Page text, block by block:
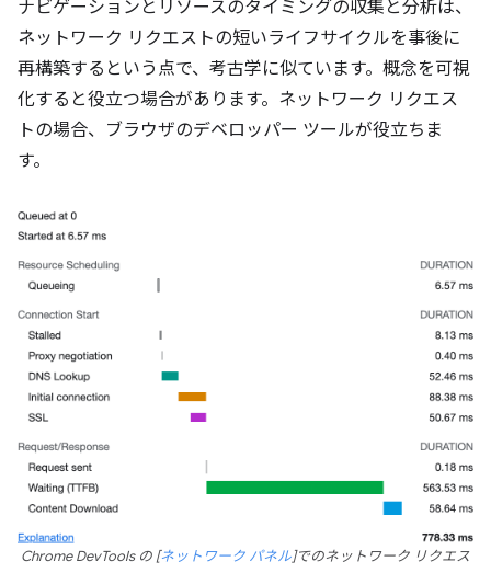
ナビゲーションとリソースのタイミングの収集と分析は、
ネットワーク リクエストの短いライフサイクルを事後に
再構築するという点で、考古学に似ています。概念を可視
化すると役立つ場合があります。ネットワーク リクエス
トの場合、ブラウザのデベロッパー ツールが役立ちま
す。
Chrome DevTools の [ネットワーク パネル]でのネットワーク リクエス